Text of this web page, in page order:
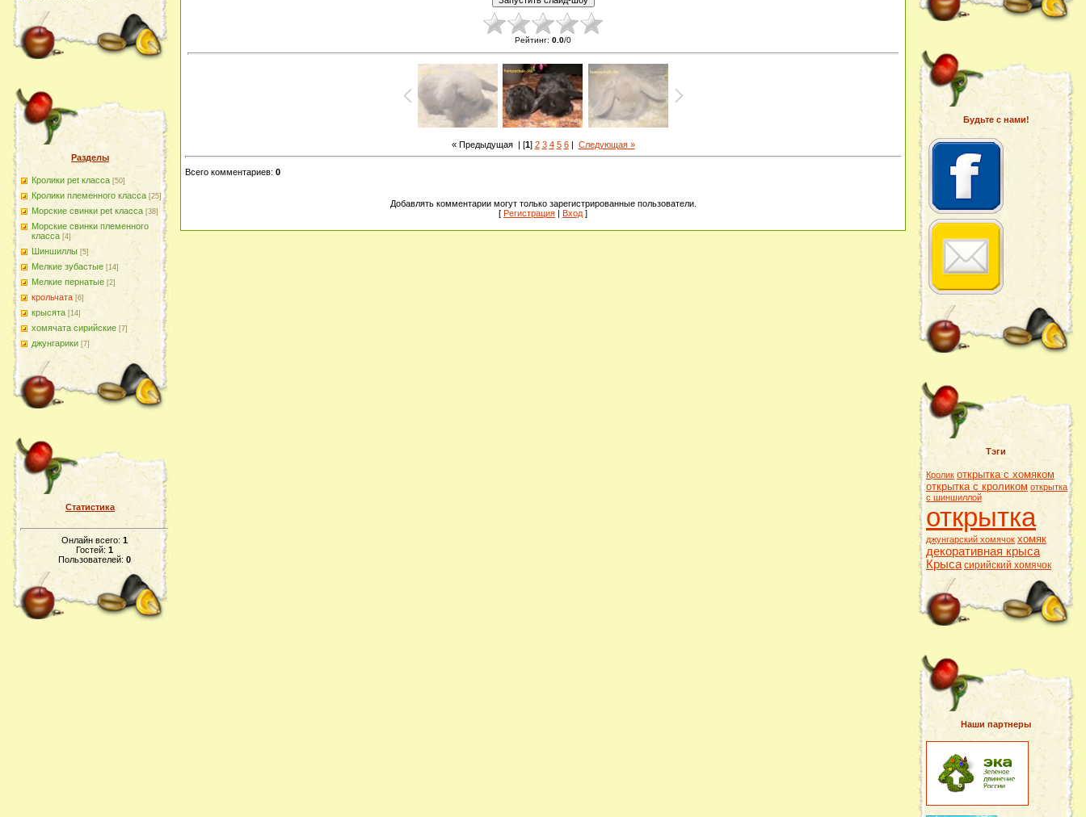
Разделы
Кролики pet класса [50]
Кролики племенного класса [25]
Морские свинки pet класса [38]
Морские свинки племенного
класса [4]
Шиншиллы [5]
Мелкие зубастые [14]
Мелкие пернатые [2]
крольчата [6]
крысята [14]
хомячата сирийские [7]
джунгарики [7]
Статистика
Онлайн всего: 1
Гостей: 1
Пользователей: 0
Рейтинг: 0.0/0
« Предыдущая| [1] 2 3 4 5 6| Следующая »
Всего комментариев: 0
Добавлять комментарии могут только зарегистрированные пользователи.
[ Регистрация Вход ]
Будьте с нами!
Тэги
Кролик открытка с хомяком
открытка с кроликом открытка
с шиншиллой
открытка
джунгарский хомячок хомяк
декоративная крыса
Крыса сирийский хомячок
Наши партнеры